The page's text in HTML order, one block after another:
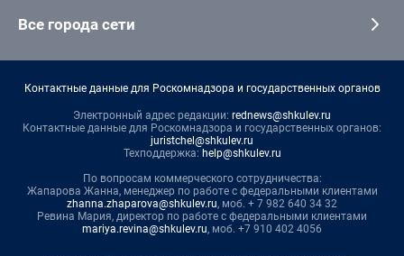
Все города сети
Контактные данные для Роскомнадзора и государственных органов
Электронный адрес редакции: rednews@shkulev.ru
Контактные данные для Роскомнадзора и государственных органов:
juristchel@shkulev.ru
Техподдержка: help@shkulev.ru
По вопросам коммерческого сотрудничества:
Жапарова Жанна, менеджер по работе с федеральными клиентами
zhanna.zhaparova@shkulev.ru, моб. + 7 982 640 34 32
Ревина Мария, директор по работе с федеральными клиентами
mariya.revina@shkulev.ru, моб. +7 910 402 4056